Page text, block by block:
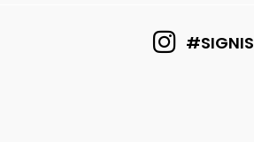
#SIGNIS